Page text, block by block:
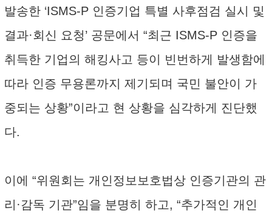
발송한 ‘ISMS-P 인증기업 특별 사후점검 실시 및
결과·회신 요청’ 공문에서 “최근 ISMS-P 인증을
취득한 기업의 해킹사고 등이 빈번하게 발생함에
따라 인증 무용론까지 제기되며 국민 불안이 가
중되는 상황”이라고 현 상황을 심각하게 진단했
다.
이에 “위원회는 개인정보보호법상 인증기관의 관
리·감독 기관”임을 분명히 하고, “추가적인 개인